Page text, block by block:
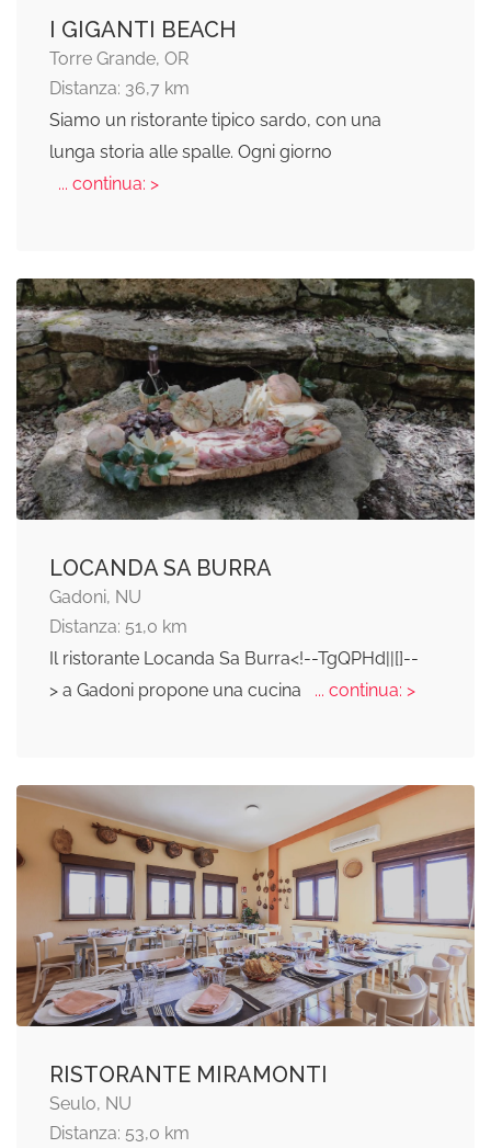
I GIGANTI BEACH
Torre Grande, OR
Distanza: 36,7 km
Siamo un ristorante tipico sardo, con una
lunga storia alle spalle. Ogni giorno
... continua: >
LOCANDA SA BURRA
Gadoni, NU
Distanza: 51,0 km
Il ristorante Locanda Sa Burra<!--TgQPHd||[]--
> a Gadoni propone una cucina
... continua: >
RISTORANTE MIRAMONTI
Seulo, NU
Distanza: 53,0 km